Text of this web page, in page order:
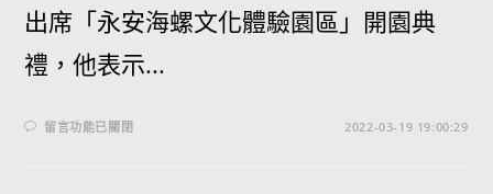
出席「永安海螺文化體驗園區」開園典
禮，他表示...
留言功能已關閉 2022-03-19 19:00:29